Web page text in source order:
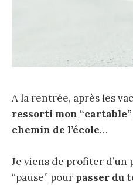
A la rentrée, après les
ressorti mon
chemin de l’école…
Je viens de profiter d’un
“pause” pour passer du